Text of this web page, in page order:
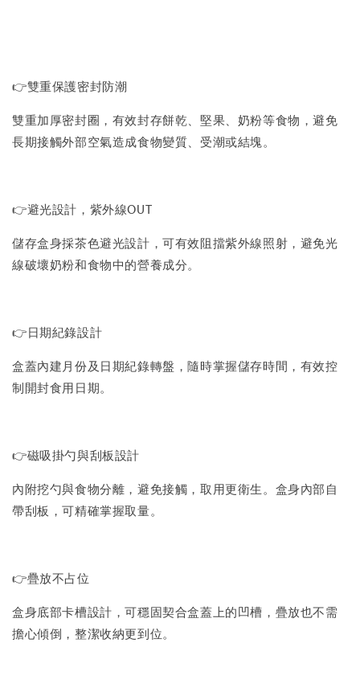
👉雙重保護密封防潮
雙重加厚密封圈，有效封存餅乾、堅果、奶粉等食物，避免
長期接觸外部空氣造成食物變質、受潮或結塊。
👉避光設計，紫外線OUT
儲存盒身採茶色避光設計，可有效阻擋紫外線照射，避免光
線破壞奶粉和食物中的營養成分。
👉日期紀錄設計
盒蓋內建月份及日期紀錄轉盤，隨時掌握儲存時間，有效控
制開封食用日期。
👉磁吸掛勺與刮板設計
內附挖勺與食物分離，避免接觸，取用更衛生。盒身內部自
帶刮板，可精確掌握取量。
👉疊放不占位
盒身底部卡槽設計，可穩固契合盒蓋上的凹槽，疊放也不需
擔心傾倒，整潔收納更到位。